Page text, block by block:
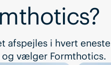
afspejles i hvert
vælger Formthotics.